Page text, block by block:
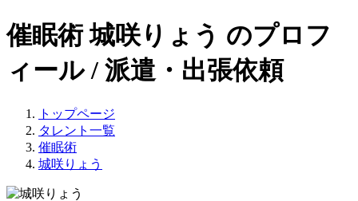
催眠術 城咲りょう のプロフ
ィール / 派遣・出張依頼
トップページ
タレント一覧
催眠術
城咲りょう